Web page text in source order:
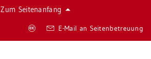
Zum Sei­ten­an­fang
E-Mail an Sei­ten­be­treu­ung
Co­